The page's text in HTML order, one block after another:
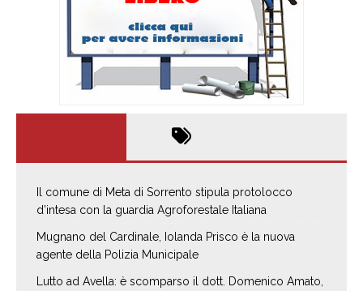
Il comune di Meta di Sorrento stipula protolocco
d’intesa con la guardia Agroforestale Italiana
Mugnano del Cardinale, Iolanda Prisco è la nuova
agente della Polizia Municipale
Lutto ad Avella: è scomparso il dott. Domenico Amato,